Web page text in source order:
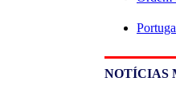
NOTÍCIAS